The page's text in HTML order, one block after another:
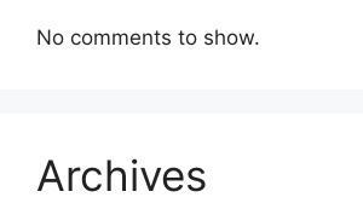
No comments to show.
Archives